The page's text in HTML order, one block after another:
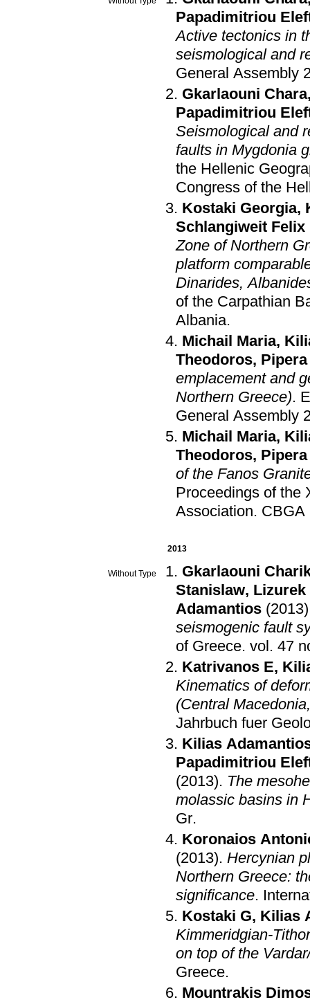
Papadimitriou
Active tectonics in
seismological and
General Assembly
Gkarlaouni Chara
Papadimitriou
Seismological and
faults in Mygdonia
the Hellenic
Congress of the
Kostaki Georgia,
Schlangiweit Felix
Zone of Northern
platform
Dinarides,
of the Carpathian
Albania.
Michail Maria,
Theodoros,
emplacement and
Northern Greece).
General Assembly
Michail Maria,
Theodoros,
of the Fanos
Proceedings of the
Association. CBGA
2013
Without Type
Gkarlaouni
Stanislaw, Lizurek
Adamantios (2013)
seismogenic fault
of Greece. vol. 47
Katrivanos E,
Kinematics of
(Central
Jahrbuch fuer
Kilias
Papadimitriou
(2013). The
molassic basins in
Gr.
Koronaios
(2013). Hercynian
Northern Greece:
significance.
Kostaki G, Kilias
Kimmeridgian-
on top of the
Greece.
Mountrakis